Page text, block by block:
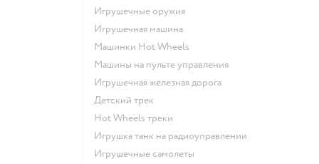
Игрушечные оружия
Игрушечная машина
Машинки Hot Wheels
Машины на пульте управления
Игрушечная железная дорога
Детский трек
Hot Wheels треки
Игрушка танк на радиоуправлении
Игрушечные самолеты